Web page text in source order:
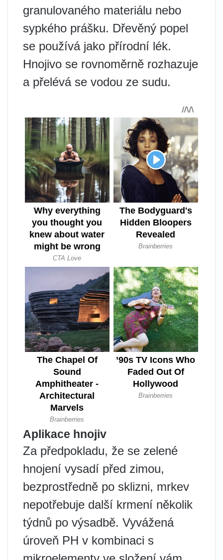
granulovaného materiálu nebo
sypkého prášku. Dřevěný popel
se používá jako přírodní lék.
Hnojivo se rovnoměrně rozhazuje
a přelévá se vodou ze sudu.
Aplikace hnojiv
Za předpokladu, že se zelené
hnojení vysadí před zimou,
bezprostředně po sklizni, mrkev
nepotřebuje další krmení několik
týdnů po výsadbě. Vyvážená
úroveň PH v kombinaci s